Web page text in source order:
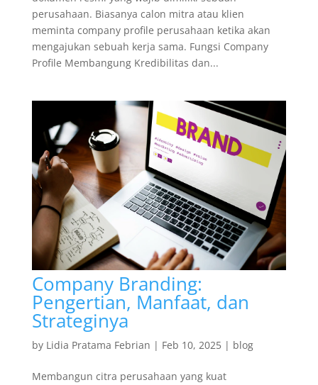
perusahaan. Biasanya calon mitra atau klien
meminta company profile perusahaan ketika akan
mengajukan sebuah kerja sama. Fungsi Company
Profile Membangung Kredibilitas dan...
Company Branding:
Pengertian, Manfaat, dan
Strateginya
by Lidia Pratama Febrian | Feb 10, 2025| blog
Membangun citra perusahaan yang kuat